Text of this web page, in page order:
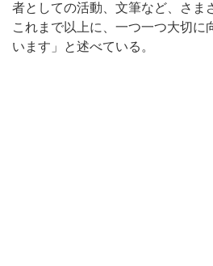
者としての活動、文筆など、さま
これまで以上に、一つ一つ大切に
います」と述べている。